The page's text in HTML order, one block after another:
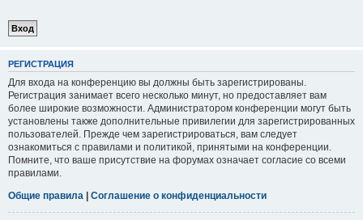
РЕГИСТРАЦИЯ
Для входа на конференцию вы должны быть зарегистрированы.
Регистрация занимает всего несколько минут, но предоставляет вам
более широкие возможности. Администратором конференции могут быть
установлены также дополнительные привилегии для зарегистрированных
пользователей. Прежде чем зарегистрироваться, вам следует
ознакомиться с правилами и политикой, принятыми на конференции.
Помните, что ваше присутствие на форумах означает согласие со всеми
правилами.
Общие правила
Соглашение о конфиденциальности